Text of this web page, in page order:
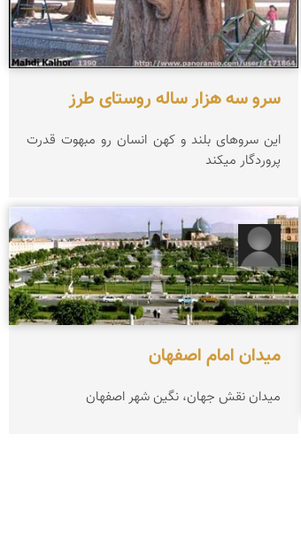
سرو سه هزار ساله روستای طرز
این سروهای بلند و کهن انسان رو مبهوت قدرت
پروردگار میکند
رحیم زیوری
میدان امام اصفهان
میدان نقش جهان، نگین شهر اصفهان